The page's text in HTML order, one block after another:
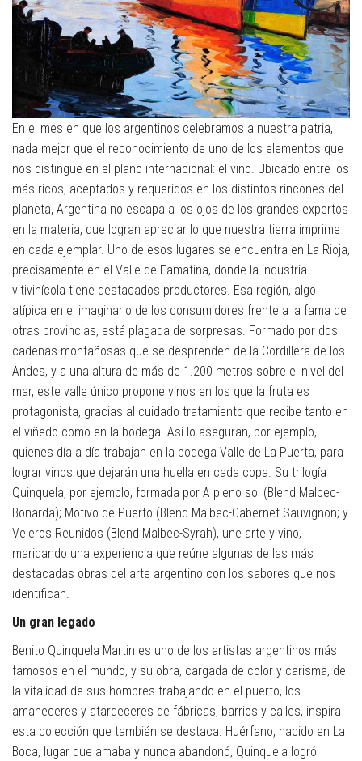
En el mes en que los argentinos celebramos a nuestra patria,
nada mejor que el reconocimiento de uno de los elementos que
nos distingue en el plano internacional: el vino. Ubicado entre los
más ricos, aceptados y requeridos en los distintos rincones del
planeta, Argentina no escapa a los ojos de los grandes expertos
en la materia, que logran apreciar lo que nuestra tierra imprime
en cada ejemplar. Uno de esos lugares se encuentra en La Rioja,
precisamente en el Valle de Famatina, donde la industria
vitivinícola tiene destacados productores. Esa región, algo
atípica en el imaginario de los consumidores frente a la fama de
otras provincias, está plagada de sorpresas. Formado por dos
cadenas montañosas que se desprenden de la Cordillera de los
Andes, y a una altura de más de 1.200 metros sobre el nivel del
mar, este valle único propone vinos en los que la fruta es
protagonista, gracias al cuidado tratamiento que recibe tanto en
el viñedo como en la bodega. Así lo aseguran, por ejemplo,
quienes día a día trabajan en la bodega Valle de La Puerta, para
lograr vinos que dejarán una huella en cada copa. Su trilogía
Quinquela, por ejemplo, formada por A pleno sol (Blend Malbec-
Bonarda); Motivo de Puerto (Blend Malbec-Cabernet Sauvignon; y
Veleros Reunidos (Blend Malbec-Syrah), une arte y vino,
maridando una experiencia que reúne algunas de las más
destacadas obras del arte argentino con los sabores que nos
identifican.
Un gran legado
Benito Quinquela Martin es uno de los artistas argentinos más
famosos en el mundo, y su obra, cargada de color y carisma, de
la vitalidad de sus hombres trabajando en el puerto, los
amaneceres y atardeceres de fábricas, barrios y calles, inspira
esta colección que también se destaca. Huérfano, nacido en La
Boca, lugar que amaba y nunca abandonó, Quinquela logró